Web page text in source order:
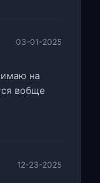
03-01-2025
на
вобще
12-23-2025